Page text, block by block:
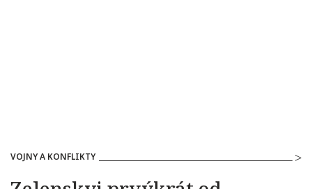
VOJNY A KONFLIKTY